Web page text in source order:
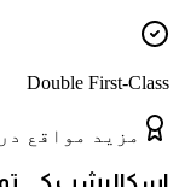
Double First-Class
مزید مواقع
اسکالرشپ کے